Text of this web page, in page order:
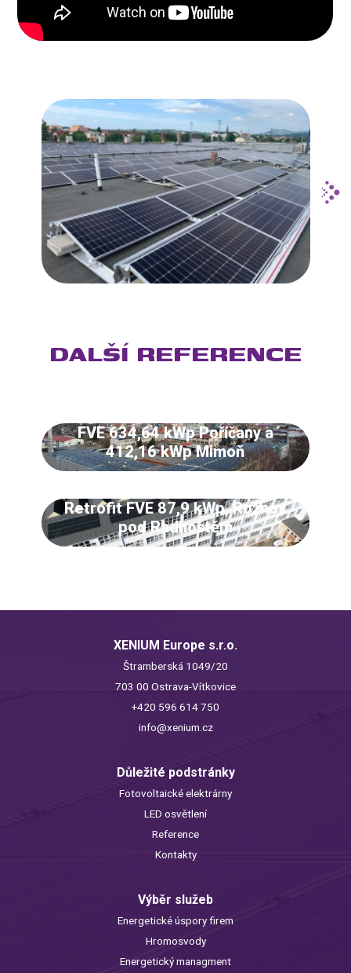
DALŠÍ REFERENCE
FVE 634,64 kWp Poříčany a
412,16 kWp Mimoň
Retrofit FVE 87,9 kWp, Rožnov
pod Radhoštěm
XENIUM Europe s.r.o.
Štramberská 1049/20
703 00 Ostrava-Vítkovice
+420 596 614 750
info@xenium.cz
Důležité podstránky
Fotovoltaické elektrárny
LED osvětlení
Reference
Kontakty
Výběr služeb
Energetické úspory firem
Hromosvody
Energetický managment